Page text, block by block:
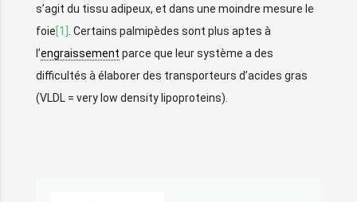
s’agit du tissu adipeux, et dans une moindre mesure le
foie [1]
. Certains palmipèdes sont plus aptes à
l’engraissement parce que leur système a des
difficultés à élaborer des transporteurs d’acides gras
(VLDL = very low density lipoproteins).